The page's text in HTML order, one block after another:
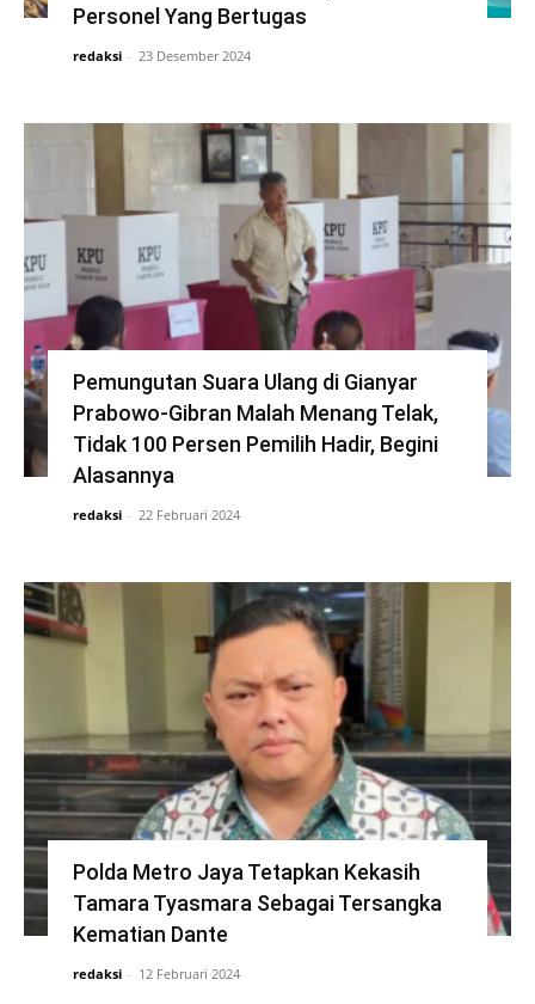
Personel Yang Bertugas
redaksi - 23 Desember 2024
Pemungutan Suara Ulang di Gianyar
Prabowo-Gibran Malah Menang Telak,
Tidak 100 Persen Pemilih Hadir, Begini
Alasannya
redaksi - 22 Februari 2024
Polda Metro Jaya Tetapkan Kekasih
Tamara Tyasmara Sebagai Tersangka
Kematian Dante
redaksi - 12 Februari 2024